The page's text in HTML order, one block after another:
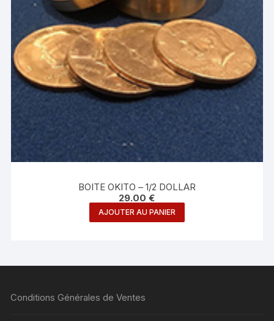
BOITE OKITO – 1/2 DOLLAR
29.00€
AJOUTER AU PANIER
Conditions Générales de Ventes